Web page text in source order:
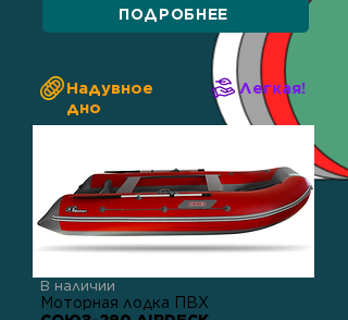
ПОДРОБНЕЕ
Надувное
дно
Легкая!
В наличии
Моторная лодка ПВХ